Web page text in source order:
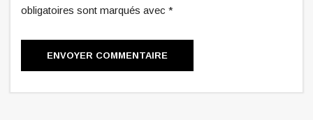
obligatoires sont marqués avec *
ENVOYER COMMENTAIRE